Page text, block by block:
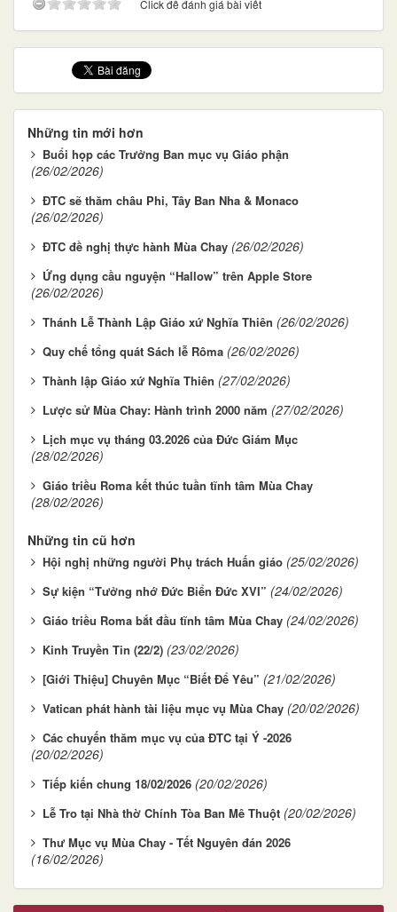
Click để đánh giá bài viết
Những tin mới hơn
Buổi họp các Trưởng Ban mục vụ Giáo phận
(26/02/2026)
ĐTC sẽ thăm châu Phi, Tây Ban Nha & Monaco
(26/02/2026)
ĐTC đề nghị thực hành Mùa Chay (26/02/2026)
Ứng dụng cầu nguyện “Hallow” trên Apple Store
(26/02/2026)
Thánh Lễ Thành Lập Giáo xứ Nghĩa Thiên (26/02/2026)
Quy chế tổng quát Sách lễ Rôma (26/02/2026)
Thành lập Giáo xứ Nghĩa Thiên (27/02/2026)
Lược sử Mùa Chay: Hành trình 2000 năm (27/02/2026)
Lịch mục vụ tháng 03.2026 của Đức Giám Mục
(28/02/2026)
Giáo triều Roma kết thúc tuần tĩnh tâm Mùa Chay
(28/02/2026)
Những tin cũ hơn
Hội nghị những người Phụ trách Huấn giáo (25/02/2026)
Sự kiện “Tưởng nhớ Đức Biển Đức XVI” (24/02/2026)
Giáo triều Roma bắt đầu tĩnh tâm Mùa Chay (24/02/2026)
Kinh Truyền Tin (22/2) (23/02/2026)
[Giới Thiệu] Chuyên Mục “Biết Để Yêu” (21/02/2026)
Vatican phát hành tài liệu mục vụ Mùa Chay (20/02/2026)
Các chuyến thăm mục vụ của ĐTC tại Ý -2026
(20/02/2026)
Tiếp kiến chung 18/02/2026 (20/02/2026)
Lễ Tro tại Nhà thờ Chính Tòa Ban Mê Thuột (20/02/2026)
Thư Mục vụ Mùa Chay - Tết Nguyên đán 2026
(16/02/2026)